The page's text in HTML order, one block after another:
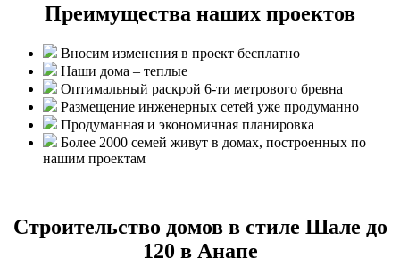
Преимущества наших проектов
Вносим изменения в проект бесплатно
Наши дома – теплые
Оптимальный раскрой 6-ти метрового бревна
Размещение инженерных сетей уже продуманно
Продуманная и экономичная планировка
Более 2000 семей живут в домах, построенных по
нашим проектам
Строительство домов в стиле Шале до
120 в Анапе